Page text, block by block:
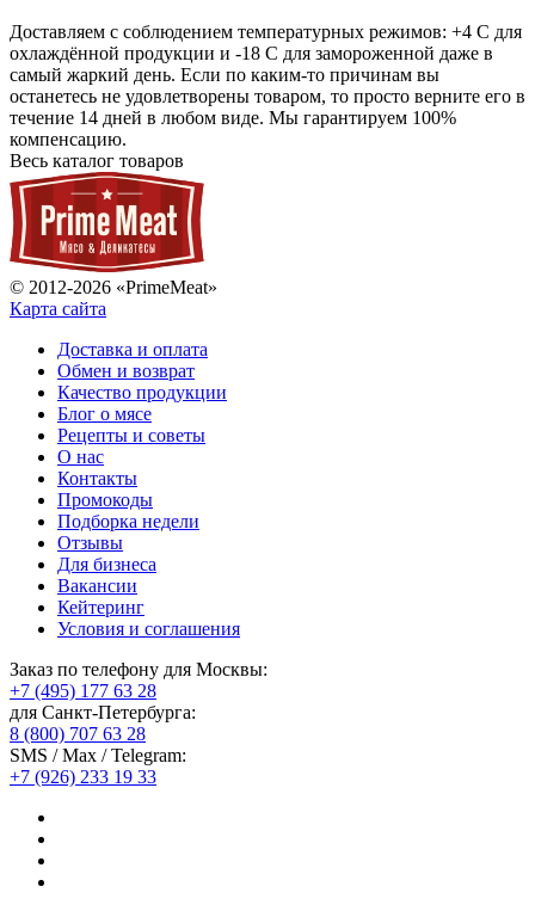
Доставляем с соблюдением температурных режимов: +4 С для
охлаждённой продукции и -18 С для замороженной даже в
самый жаркий день. Если по каким-то причинам вы
останетесь не удовлетворены товаром, то просто верните его в
течение 14 дней в любом виде. Мы гарантируем 100%
компенсацию.
Весь каталог товаров
© 2012-2026 «PrimeMeat»
Карта сайта
Доставка и оплата
Обмен и возврат
Качество продукции
Блог о мясе
Рецепты и советы
О нас
Контакты
Промокоды
Подборка недели
Отзывы
Для бизнеса
Вакансии
Кейтеринг
Условия и соглашения
Заказ по телефону для Москвы:
+7 (495) 177 63 28
для Санкт-Петербурга:
8 (800) 707 63 28
SMS / Max / Telegram:
+7 (926) 233 19 33